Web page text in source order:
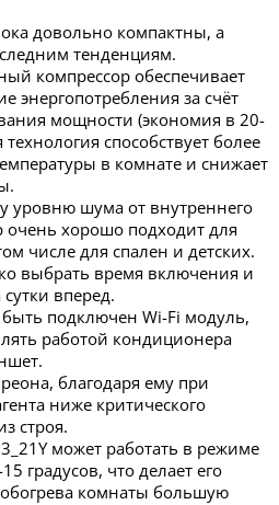
довольно компактны, а
тенденциям.
компрессор обеспечивает
энергопотребления за счёт
мощности (экономия в 20-
способствует более
в комнате и снижает
уровню шума от внутреннего
очень хорошо подходит для
числе для спален и детских.
выбрать время включения и
вперед.
подключен Wi-Fi модуль,
работой кондиционера
благодаря ему при
ниже критического
строя.
может работать в режиме
градусов, что делает его
комнаты большую